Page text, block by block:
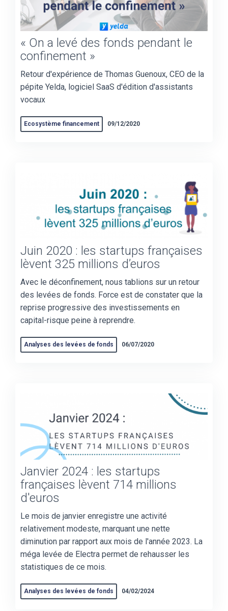
« On a levé des fonds pendant le
confinement »
Retour d'expérience de Thomas Guenoux, CEO de la
pépite Yelda, logiciel SaaS d'édition d'assistants
vocaux
Ecosystème financement 09/12/2020
Juin 2020 : les startups françaises
lèvent 325 millions d’euros
Avec le déconfinement, nous tablions sur un retour
des levées de fonds. Force est de constater que la
reprise progressive des investissements en
capital-risque peine à reprendre.
Analyses des levées de fonds 06/07/2020
Janvier 2024 : les startups
françaises lèvent 714 millions
d'euros
Le mois de janvier enregistre une activité
relativement modeste, marquant une nette
diminution par rapport aux mois de l'année 2023. La
méga levée de Electra permet de rehausser les
statistiques de ce mois.
Analyses des levées de fonds 04/02/2024